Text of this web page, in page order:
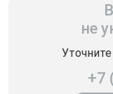
не
+7